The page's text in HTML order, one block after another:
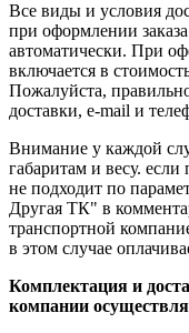
Все виды и условия
при оформлении
автоматически. При
включается в
Пожалуйста,
доставки, e-mail и
Внимание у каждой
габаритам и весу. если
не подходит по
Другая ТК" в
транспортной
в этом случае
Комплектация и
компании